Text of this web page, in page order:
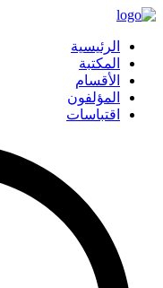
الرئيسية
المكتبة
الأقسام
المؤلفون
اقتباسات